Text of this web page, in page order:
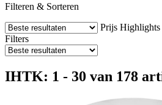
Filteren & Sorteren
Prijs Highlights
Filters
IHTK: 1 - 30 van 178